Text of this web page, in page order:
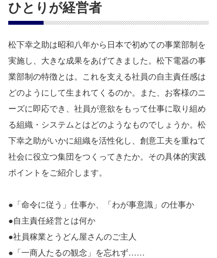
ひとりが経営者
松下幸之助は昭和八年から日本で初めての事業部制を
実施し、大きな成果をあげてきました。松下電器の事
業部制の特徴とは。これを支える社員の自主責任感は
どのようにして生まれてくるのか。また、お客様のニ
ーズに即応でき、社員が意欲をもって仕事に取り組め
る組織・システムとはどのようなものでしょうか。松
下幸之助がいかに組織を活性化し、創意工夫を重ねて
社会に役立つ集団をつくってきたか。その具体的実践
ポイントをご紹介します。
●「命令に従う」仕事か、「わが事意識」の仕事か
●自主責任経営とは何か
●社員稼業とうどん屋さんのご主人
●「一商人たるの観念」を忘れず……